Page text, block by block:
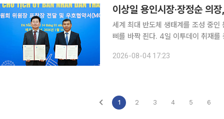
이상일 용인시장·장정순 의
세계 최대 반도체 생태계를 조성 중인
삐를 바짝 죈다. 4일 이투데이 취재를 종합하면, 이상일 용인특례시장은 용인특례시와 우호협약을
이번 방문에는 장정순 용인특례시의
2026-08-04 17:23
1 2 3 4 5 6